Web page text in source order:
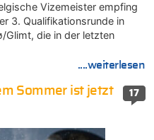
Vizemeister empfing
3. Qualifikationsrunde in
Glimt, die in der letzten
....weiterlesen
17
Sommer ist jetzt